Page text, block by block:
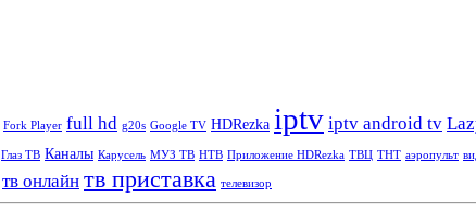
Fork Player full hd g20s Google TV HDRezka iptv iptv android tv
Глаз ТВ Каналы Карусель МУЗ ТВ НТВ Приложение HDRezka ТВЦ ТНТ аэропульт
тв онлайн тв приставка телевизор